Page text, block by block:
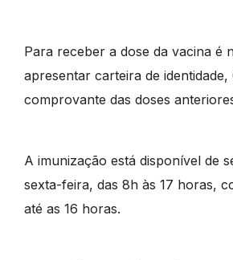
Para receber a dose da vacina é
apresentar carteira de identidade,
comprovante das doses
A imunização está disponível de
sexta-feira, das 8h às 17 horas,
até as 16 horas.